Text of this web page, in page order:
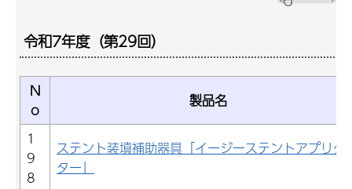
令和7年度（第29回）
N
o
製品名
1
9
8
ステント装填補助器具「イージーステントアプリケ
ター」